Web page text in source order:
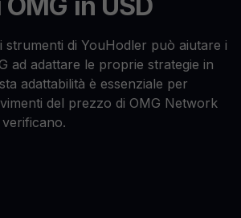
strumenti di YouHodler può aiutare i
ad adattare le proprie strategie in
adattabilità è essenziale per
del prezzo di OMG Network